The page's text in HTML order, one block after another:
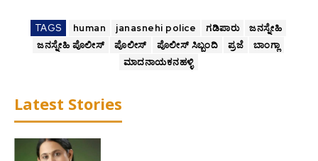
TAGS human janasnehi police ಗಡಿಪಾರು
ಜನಸ್ನೇಹಿ
ಜನಸ್ನೇಹಿ ಪೊಲೀಸ್
ಪೊಲೀಸ್ ಪೊಲೀಸ್ ಸಿಬ್ಬಂದಿ ಪ್ರಜೆ
ಬಾಂಗ್ಲಾ
ಮಾದನಾಯಕನಹಳ್ಳಿ
Latest Stories